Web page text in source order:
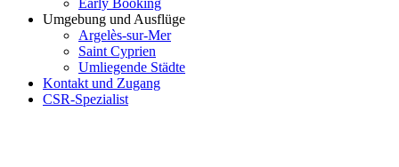
Early Booking
Umgebung und Ausflüge
Argelès-sur-Mer
Saint Cyprien
Umliegende Städte
Kontakt und Zugang
CSR-Spezialist